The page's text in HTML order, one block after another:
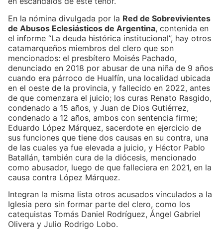
En la nómina divulgada por la Red de Sobrevivientes
de Abusos Eclesiásticos de Argentina, contenida en
el informe “La deuda histórica institucional”, hay otros
catamarqueños miembros del clero que son
mencionados: el presbítero Moisés Pachado,
denunciado en 2018 por abusar de una niña de 9 años
cuando era párroco de Hualfín, una localidad ubicada
en el oeste de la provincia, y fallecido en 2022, antes
de que comenzara el juicio; los curas Renato Rasgido,
condenado a 15 años, y Juan de Dios Gutiérrez,
condenado a 12 años, ambos con sentencia firme;
Eduardo López Márquez, sacerdote en ejercicio de
sus funciones que tiene dos causas en su contra, una
de las cuales ya fue elevada a juicio, y Héctor Pablo
Batallán, también cura de la diócesis, mencionado
como abusador, luego de que falleciera en 2021, en la
causa contra López Márquez.
Integran la misma lista otros acusados vinculados a la
Iglesia pero sin formar parte del clero, como los
catequistas Tomás Daniel Rodríguez, Ángel Gabriel
Olivera y Julio Rodrigo Lobo.